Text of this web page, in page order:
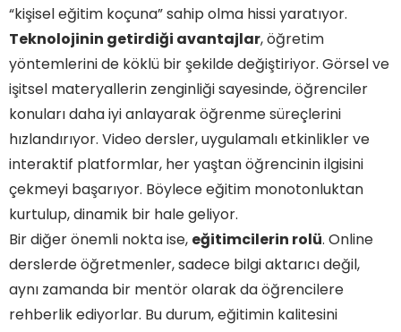
“kişisel eğitim koçuna” sahip olma hissi yaratıyor.
Teknolojinin getirdiği avantajlar, öğretim
yöntemlerini de köklü bir şekilde değiştiriyor. Görsel ve
işitsel materyallerin zenginliği sayesinde, öğrenciler
konuları daha iyi anlayarak öğrenme süreçlerini
hızlandırıyor. Video dersler, uygulamalı etkinlikler ve
interaktif platformlar, her yaştan öğrencinin ilgisini
çekmeyi başarıyor. Böylece eğitim monotonluktan
kurtulup, dinamik bir hale geliyor.
Bir diğer önemli nokta ise, eğitimcilerin rolü. Online
derslerde öğretmenler, sadece bilgi aktarıcı değil,
aynı zamanda bir mentör olarak da öğrencilere
rehberlik ediyorlar. Bu durum, eğitimin kalitesini